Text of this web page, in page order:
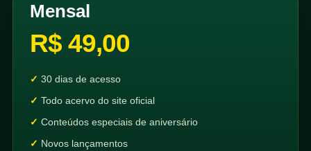
Mensal
R$ 49,00
30 dias de acesso
Todo acervo do site oficial
Conteúdos especiais de aniversário
Novos lançamentos